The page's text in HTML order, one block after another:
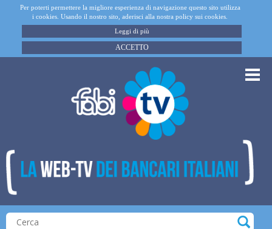
Per poterti permettere la migliore esperienza di navigazione questo sito utilizza
i cookies. Usando il nostro sito, aderisci alla nostra policy sui cookies.
Leggi di più
ACCETTO